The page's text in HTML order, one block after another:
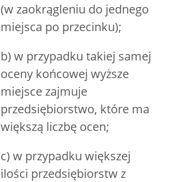
(w zaokrągleniu do jednego
miejsca po przecinku);
b) w przypadku takiej samej
oceny końcowej wyższe
miejsce zajmuje
przedsiębiorstwo, które ma
większą liczbę ocen;
c) w przypadku większej
ilości przedsiębiorstw z